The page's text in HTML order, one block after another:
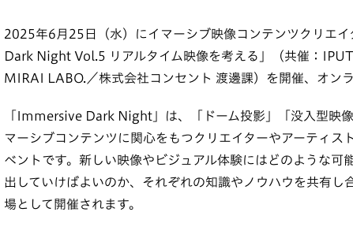
2025年6月25日（水）にイマーシブ映像コンテンツクリエ
Dark Night Vol.5 リアルタイム映像を考える」（共催：
MIRAI LABO.／株式会社コンセント 渡邊課）を開催、オン
「Immersive Dark Night」は、「ドーム投影」「没入型映
マーシブコンテンツに関心をもつクリエイターやアーティス
ベントです。新しい映像やビジュアル体験にはどのような可
出していけばよいのか、それぞれの知識やノウハウを共有し
場として開催されます。